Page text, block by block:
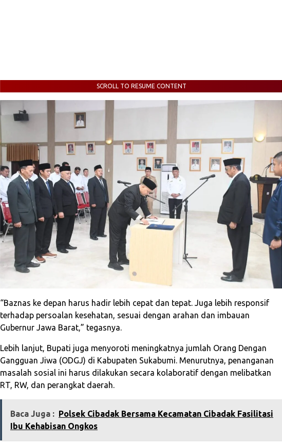
SCROLL TO RESUME CONTENT
“Baznas ke depan harus hadir lebih cepat dan tepat. Juga lebih responsif
terhadap persoalan kesehatan, sesuai dengan arahan dan imbauan
Gubernur Jawa Barat,” tegasnya.
Lebih lanjut, Bupati juga menyoroti meningkatnya jumlah Orang Dengan
Gangguan Jiwa (ODGJ) di Kabupaten Sukabumi. Menurutnya, penanganan
masalah sosial ini harus dilakukan secara kolaboratif dengan melibatkan
RT, RW, dan perangkat daerah.
Baca Juga : Polsek Cibadak Bersama Kecamatan Cibadak Fasilitasi
Ibu Kehabisan Ongkos